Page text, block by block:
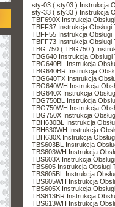
sty-03 ( sty03 ) Instrukcja
sty-33 ( sty33 ) Instrukcja
TBF690X Instrukcja
TBFF37 Instrukcja Obsługi
TBFF55 Instrukcja Obsługi
TBFF73 Instrukcja Obsługi
TBG 750 ( TBG750 )
TBG640 Instrukcja
TBG640BL Instrukcja
TBG640BR Instrukcja
TBG640TX Instrukcja
TBG640WH Instrukcja
TBG640X Instrukcja
TBG750BL Instrukcja
TBG750WH Instrukcja
TBG750X Instrukcja
TBH630BL Instrukcja
TBH630WH Instrukcja
TBH630X Instrukcja
TBS603BL Instrukcja
TBS603WH Instrukcja
TBS603X Instrukcja
TBS605 Instrukcja Obsługi
TBS605BL Instrukcja
TBS605WH Instrukcja
TBS605X Instrukcja
TBS613BR Instrukcja
TBS613WH Instrukcja